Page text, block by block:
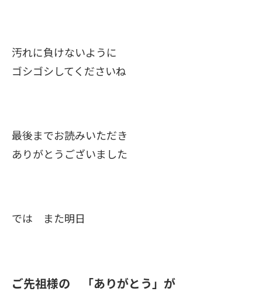
汚れに負けないように
ゴシゴシしてくださいね
最後までお読みいただき
ありがとうございました
では また明日
ご先祖様の 「ありがとう」が